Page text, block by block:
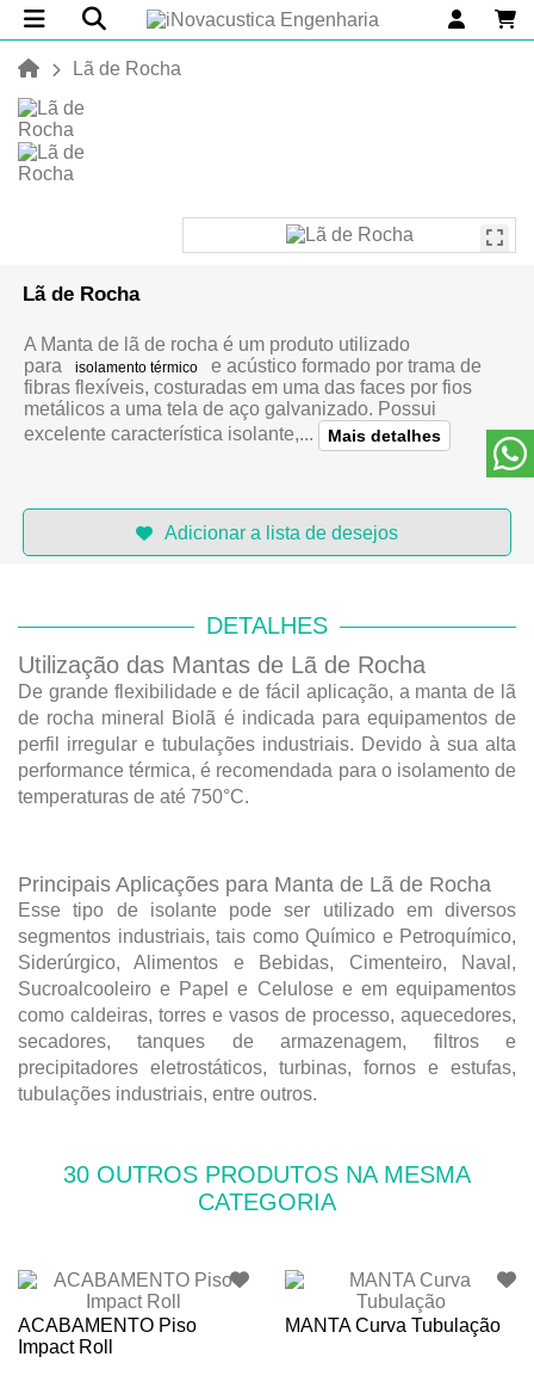
Lã de Rocha
Lã de Rocha
A Manta de lã de rocha é um produto utilizado
para
isolamento térmico
e acústico formado por trama de
fibras flexíveis, costuradas em uma das faces por fios
metálicos a uma tela de aço galvanizado. Possui
excelente característica isolante,...
Mais detalhes
DETALHES
Utilização das Mantas de Lã de Rocha
De grande flexibilidade e de fácil aplicação, a manta de lã
de rocha mineral Biolã é indicada para equipamentos de
perfil irregular e tubulações industriais. Devido à sua alta
performance térmica, é recomendada para o isolamento de
temperaturas de até 750°C.
Principais Aplicações para Manta de Lã de Rocha
Esse tipo de isolante pode ser utilizado em diversos
segmentos industriais, tais como Químico e Petroquímico,
Siderúrgico, Alimentos e Bebidas, Cimenteiro, Naval,
Sucroalcooleiro e Papel e Celulose e em equipamentos
como caldeiras, torres e vasos de processo, aquecedores,
secadores, tanques de armazenagem, filtros e
precipitadores eletrostáticos, turbinas, fornos e estufas,
tubulações industriais, entre outros.
30 OUTROS PRODUTOS NA MESMA
CATEGORIA
ACABAMENTO Piso
Impact Roll
MANTA Curva Tubulação